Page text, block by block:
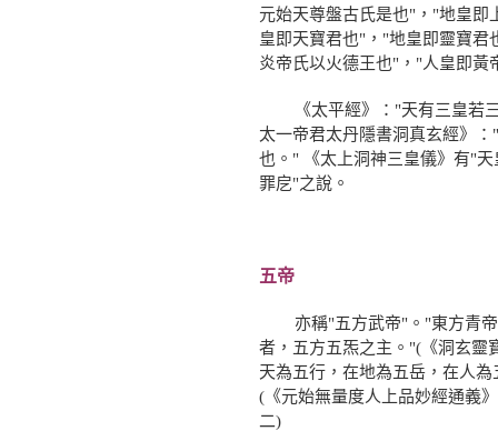
元始天尊盤古氏是也"，"地皇即
皇即天寶君也"，"地皇即靈寶
炎帝氏以火德王也"，"人皇即黃
《太平經》："天有三皇若三
太一帝君太丹隱書洞真玄經》
也。" 《太上洞神三皇儀》有"
罪戹"之說。
五帝
亦稱"五方武帝"。"東方青帝
者，五方五炁之主。"(《洞玄靈
天為五行，在地為五岳，在人
(《元始無量度人上品妙經通義
二)